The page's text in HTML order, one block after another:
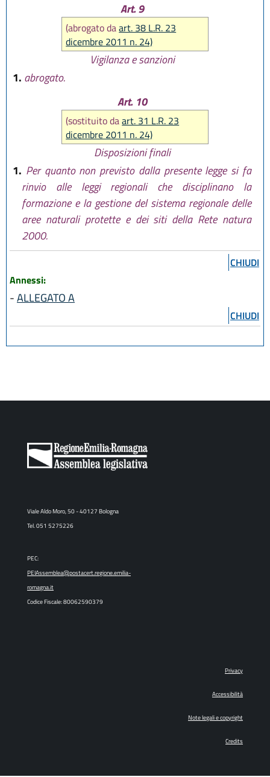
Art. 9
(abrogato daart. 38 L.R. 23
dicembre 2011 n. 24)
Vigilanza e sanzioni
1. abrogato.
Art. 10
(sostituito daart. 31 L.R. 23
dicembre 2011 n. 24)
Disposizioni finali
1. Per quanto non previsto dalla presente legge si fa
rinvio alle leggi regionali che disciplinano la
formazione e la gestione del sistema regionale delle
aree naturali protette e dei siti della Rete natura
2000.
CHIUDI
Annessi:
-ALLEGATO A
CHIUDI
Viale Aldo Moro, 50 - 40127 Bologna
Tel. 051 5275226
PEC:
PEIAssemblea@postacert.regione.emilia-
romagna.it
Codice Fiscale: 80062590379
Privacy
Accessibilità
Note legali e copyright
Credits